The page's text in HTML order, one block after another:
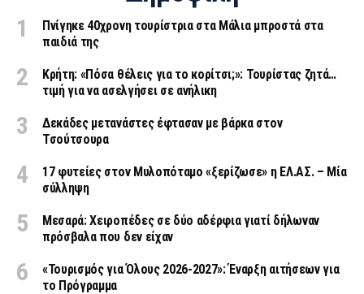
Πνίγηκε 40χρονη τουρίστρια στα Μάλια μπροστά στα
παιδιά της
Κρήτη: «Πόσα θέλεις για το κορίτσι;»: Τουρίστας ζητά…
τιμή για να ασελγήσει σε ανήλικη
Δεκάδες μετανάστες έφτασαν με βάρκα στον
Τσούτσουρα
17 φυτείες στον Μυλοπόταμο «ξερίζωσε» η ΕΛ.ΑΣ. – Μία
σύλληψη
Μεσαρά: Χειροπέδες σε δύο αδέρφια γιατί δήλωναν
πρόσβαλα που δεν είχαν
«Τουρισμός για Όλους 2026-2027»: Έναρξη αιτήσεων για
το Πρόγραμμα